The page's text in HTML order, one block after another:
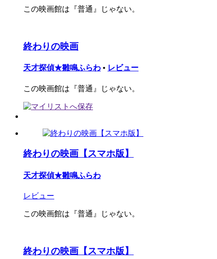
この映画館は『普通』じゃない。
終わりの映画
天才探偵★雛鳴ふらわ • レビュー
この映画館は『普通』じゃない。
終わりの映画【スマホ版】
天才探偵★雛鳴ふらわ
レビュー
この映画館は『普通』じゃない。
終わりの映画【スマホ版】